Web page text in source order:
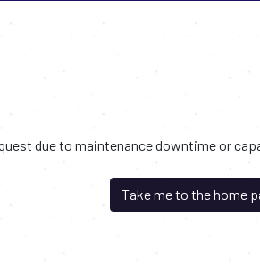
due to maintenance downtime or
Take me to the home